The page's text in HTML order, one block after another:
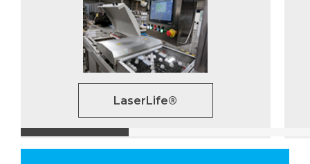
LaserLife®